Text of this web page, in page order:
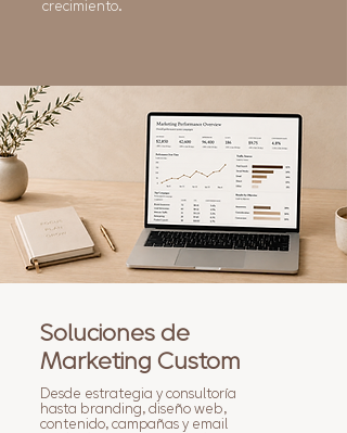
crecimiento.
Soluciones de
Marketing Custom
Desde estrategia y consultoría
hasta branding, diseño web,
contenido, campañas y email